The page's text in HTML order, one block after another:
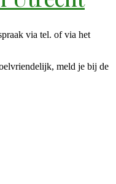
via tel. of via het
meld je bij de